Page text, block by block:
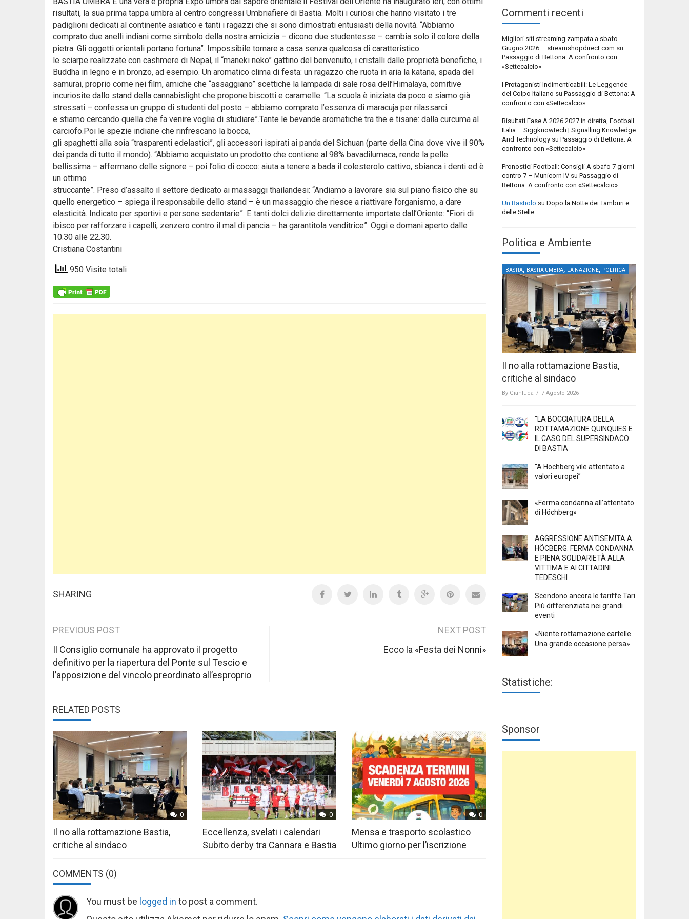
risultati, la sua prima tappa umbra al centro congressi Umbriafiere di Bastia. Molti i curiosi che hanno visitato i tre
padiglioni dedicati al continente asiatico e tanti i ragazzi che si sono dimostrati entusiasti della novità. “Abbiamo
comprato due anelli indiani come simbolo della nostra amicizia – dicono due studentesse – cambia solo il colore della
pietra. Gli oggetti orientali portano fortuna”. Impossibile tornare a casa senza qualcosa di caratteristico:
le sciarpe realizzate con cashmere di Nepal, il “maneki neko” gattino del benvenuto, i cristalli dalle proprietà benefiche, i
Buddha in legno e in bronzo, ad esempio. Un aromatico clima di festa: un ragazzo che ruota in aria la katana, spada del
samurai, proprio come nei film, amiche che “assaggiano” scettiche la lampada di sale rosa dell’Himalaya, comitive
incuriosite dallo stand della cannabislight che propone biscotti e caramelle. “La scuola è iniziata da poco e siamo già
stressati – confessa un gruppo di studenti del posto – abbiamo comprato l’essenza di maracuja per rilassarci
e stiamo cercando quella che fa venire voglia di studiare”.Tante le bevande aromatiche tra the e tisane: dalla curcuma al
carciofo.Poi le spezie indiane che rinfrescano la bocca,
gli spaghetti alla soia “trasparenti edelastici”, gli accessori ispirati ai panda del Sichuan (parte della Cina dove vive il 90%
dei panda di tutto il mondo). “Abbiamo acquistato un prodotto che contiene al 98% bavadilumaca, rende la pelle
bellissima – affermano delle signore – poi l’olio di cocco: aiuta a tenere a bada il colesterolo cattivo, sbianca i denti ed è
un ottimo
struccante”. Preso d’assalto il settore dedicato ai massaggi thailandesi: “Andiamo a lavorare sia sul piano fisico che su
quello energetico – spiega il responsabile dello stand – è un massaggio che riesce a riattivare l’organismo, a dare
elasticità. Indicato per sportivi e persone sedentarie”. E tanti dolci delizie direttamente importate dall’Oriente: “Fiori di
ibisco per rafforzare i capelli, zenzero contro il mal di pancia – ha garantitola venditrice”. Oggi e domani aperto dalle
10.30 alle 22.30.
Cristiana Costantini
950 Visite totali
SHARING
Post
navigation
PREVIOUS POST
Il Consiglio comunale ha approvato il progetto
definitivo per la riapertura del Ponte sul Tescio e
l’apposizione del vincolo preordinato all’esproprio
NEXT POST
Ecco la «Festa dei Nonni»
RELATED POSTS
0
Il no alla rottamazione Bastia,
critiche al sindaco
0
Eccellenza, svelati i calendari
Subito derby tra Cannara e Bastia
0
Mensa e trasporto scolastico
Ultimo giorno per l’iscrizione
COMMENTS (0)
You must be logged in to post a comment.
Commenti recenti
Migliori siti streaming zampata a sbafo
Giugno 2026 – streamshopdirect.com su
Passaggio di Bettona: A confronto con
«Settecalcio»
I Protagonisti Indimenticabili: Le Leggende
del Colpo Italiano su Passaggio di Bettona: A
confronto con «Settecalcio»
Risultati Fase A 2026 2027 in diretta, Football
Italia – Siggknowtech | Signalling Knowledge
And Technology su Passaggio di Bettona: A
confronto con «Settecalcio»
Pronostici Football: Consigli A sbafo 7 giorni
contro 7 – Municorn IV su Passaggio di
Bettona: A confronto con «Settecalcio»
Un Bastiolo su Dopo la Notte dei Tamburi e
delle Stelle
Politica e Ambiente
BASTIA, BASTIA UMBRA, LA NAZIONE, POLITICA
Il no alla rottamazione Bastia,
critiche al sindaco
By Gianluca / 7 Agosto 2026
“LA BOCCIATURA DELLA
ROTTAMAZIONE QUINQUIES E
IL CASO DEL SUPERSINDACO
DI BASTIA
“A Höchberg vile attentato a
valori europei”
«Ferma condanna all’attentato
di Höchberg»
AGGRESSIONE ANTISEMITA A
HÖCBERG: FERMA CONDANNA
E PIENA SOLIDARIETÀ ALLA
VITTIMA E AI CITTADINI
TEDESCHI
Scendono ancora le tariffe Tari
Più differenziata nei grandi
eventi
«Niente rottamazione cartelle
Una grande occasione persa»
Statistiche:
Sponsor